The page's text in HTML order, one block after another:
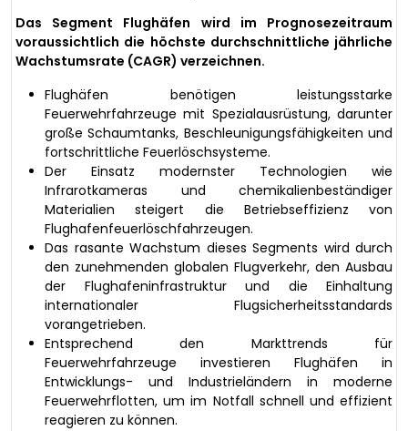
Das Segment Flughäfen wird im Prognosezeitraum
voraussichtlich die höchste durchschnittliche jährliche
Wachstumsrate (CAGR) verzeichnen.
Flughäfen benötigen leistungsstarke
Feuerwehrfahrzeuge mit Spezialausrüstung, darunter
große Schaumtanks, Beschleunigungsfähigkeiten und
fortschrittliche Feuerlöschsysteme.
Der Einsatz modernster Technologien wie
Infrarotkameras und chemikalienbeständiger
Materialien steigert die Betriebseffizienz von
Flughafenfeuerlöschfahrzeugen.
Das rasante Wachstum dieses Segments wird durch
den zunehmenden globalen Flugverkehr, den Ausbau
der Flughafeninfrastruktur und die Einhaltung
internationaler Flugsicherheitsstandards
vorangetrieben.
Entsprechend den Markttrends für
Feuerwehrfahrzeuge investieren Flughäfen in
Entwicklungs- und Industrieländern in moderne
Feuerwehrflotten, um im Notfall schnell und effizient
reagieren zu können.